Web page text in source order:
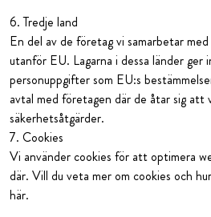
6. Tredje land
En del av de företag vi samarbetar
utanför EU. Lagarna i dessa länder ger
personuppgifter som EU:s
avtal med företagen där de åtar sig att
säkerhetsåtgärder.
7. Cookies
Vi använder cookies för att optimera
där. Vill du veta mer om cookies och
här.